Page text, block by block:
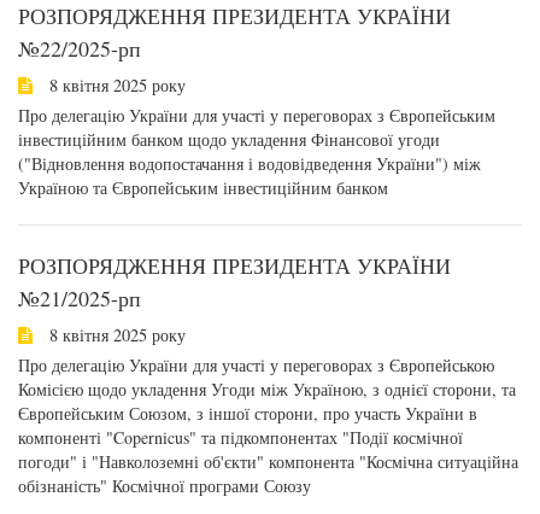
РОЗПОРЯДЖЕННЯ ПРЕЗИДЕНТА УКРАЇНИ
№22/2025-рп
8 квітня 2025 року
Про делегацію України для участі у переговорах з Європейським
інвестиційним банком щодо укладення Фінансової угоди
("Відновлення водопостачання і водовідведення України") між
Україною та Європейським інвестиційним банком
РОЗПОРЯДЖЕННЯ ПРЕЗИДЕНТА УКРАЇНИ
№21/2025-рп
8 квітня 2025 року
Про делегацію України для участі у переговорах з Європейською
Комісією щодо укладення Угоди між Україною, з однієї сторони, та
Європейським Союзом, з іншої сторони, про участь України в
компоненті "Copernicus" та підкомпонентах "Події космічної
погоди" і "Навколоземні об'єкти" компонента "Космічна ситуаційна
обізнаність" Космічної програми Союзу